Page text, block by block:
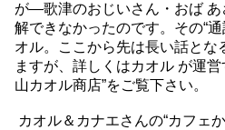
が―歌津のおじいさん・おば あ
解できなかったのです。その“
オル。ここから先は長い話とな
ますが、詳しくはカオル が運
山カオル商店”をご覧下さい。
カオル＆カナエさんの“カフェ